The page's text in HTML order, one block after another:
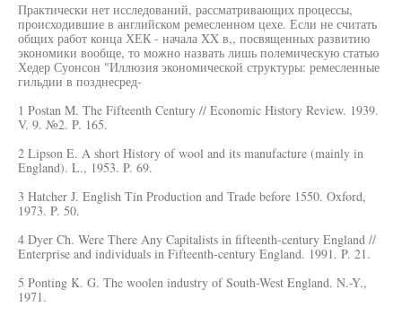
Практически нет исследований, рассматривающих процессы,
происходившие в английском ремесленном цехе. Если не считать
общих работ конца ХЕК - начала XX в,, посвященных развитию
экономики вообще, то можно назвать лишь полемическую статью
Хедер Суонсон "Иллюзия экономической структуры: ремесленные
гильдии в позднесред-
1 Postan M. The Fifteenth Century // Economic History Review. 1939.
V. 9. №2. P. 165.
2 Lipson E. A short History of wool and its manufacture (mainly in
England). L., 1953. P. 69.
3 Hatcher J. English Tin Production and Trade before 1550. Oxford,
1973. P. 50.
4 Dyer Ch. Were There Any Capitalists in fifteenth-century England //
Enterprise and individuals in Fifteenth-century England. 1991. P. 21.
5 Ponting K. G. The woolen industry of South-West England. N.-Y.,
1971.